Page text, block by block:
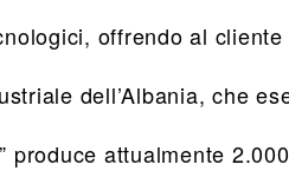
offrendo al
dell’Albania, che
produce attualmente